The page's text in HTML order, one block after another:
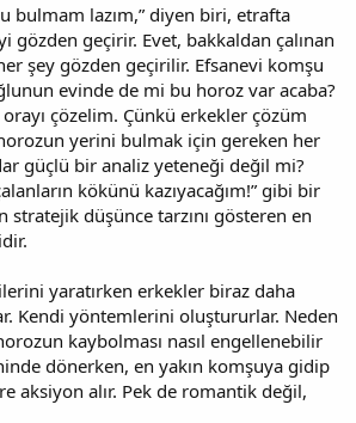
bulmam lazım,” diyen biri, etrafta
gözden geçirir. Evet, bakkaldan çalınan
şey gözden geçirilir. Efsanevi komşu
evinde de mi bu horoz var acaba?
çözelim. Çünkü erkekler çözüm
yerini bulmak için gereken her
güçlü bir analiz yeteneği değil mi?
kökünü kazıyacağım!” gibi bir
stratejik düşünce tarzını gösteren en
yaratırken erkekler biraz daha
Kendi yöntemlerini oluştururlar. Neden
kaybolması nasıl engellenebilir
dönerken, en yakın komşuya gidip
aksiyon alır. Pek de romantik değil,